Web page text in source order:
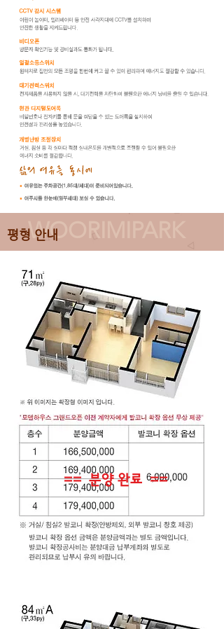
WOORIMIPARK
평형 안내
== ​분양 완료 ==